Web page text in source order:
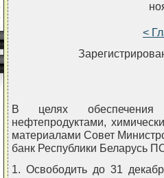
<
В целях обеспечения
нефтепродуктами,
материалами Совет
банк Республики
1. Освободить до 31